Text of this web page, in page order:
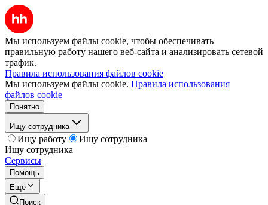
Мы используем файлы cookie, чтобы обеспечивать
правильную работу нашего веб-сайта и анализировать сетевой
трафик.
Правила использования файлов cookie
Мы используем файлы cookie. Правила использования
файлов cookie
Понятно
Ищу сотрудника
Ищу работу
Ищу сотрудника
Ищу сотрудника
Сервисы
Помощь
Ещё
Поиск